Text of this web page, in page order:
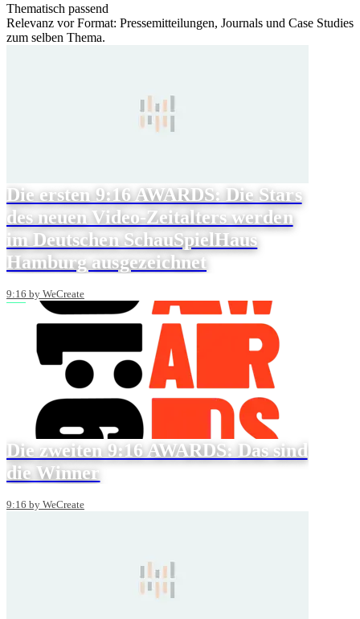
Thematisch passend
Relevanz vor Format: Pressemitteilungen, Journals und Case Studies
zum selben Thema.
Die ersten 9:16 AWARDS: Die Stars
des neuen Video-Zeitalters werden
im Deutschen SchauSpielHaus
Hamburg ausgezeichnet
9:16 by WeCreate
Die zweiten 9:16 AWARDS: Das sind
die Winner
9:16 by WeCreate